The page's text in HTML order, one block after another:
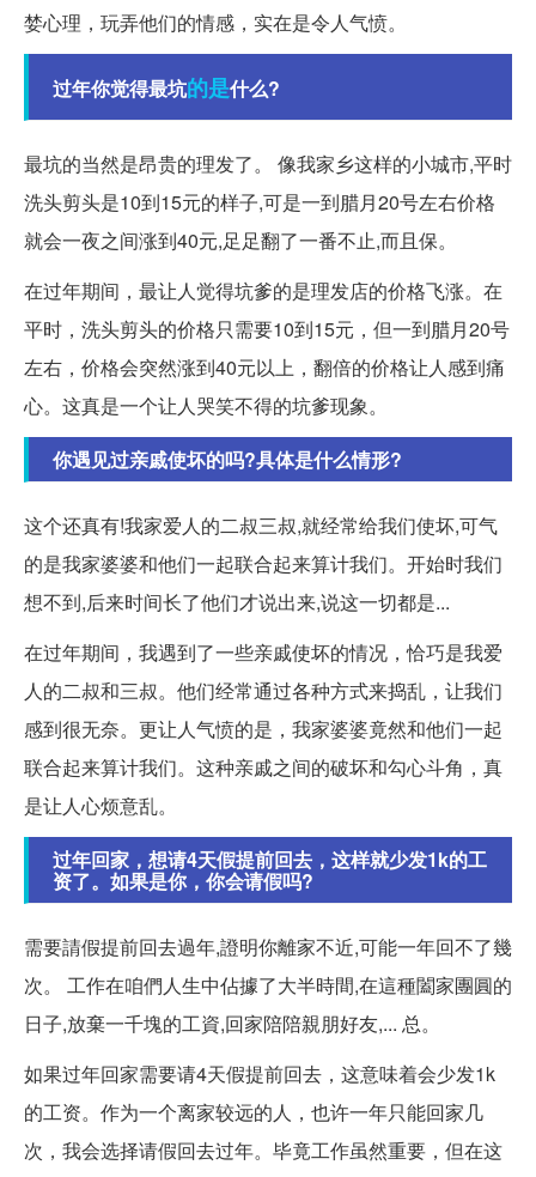
婪心理，玩弄他们的情感，实在是令人气愤。
过年你觉得最坑的是什么?
最坑的当然是昂贵的理发了。 像我家乡这样的小城市,平时
洗头剪头是10到15元的样子,可是一到腊月20号左右价格
就会一夜之间涨到40元,足足翻了一番不止,而且保。
在过年期间，最让人觉得坑爹的是理发店的价格飞涨。在
平时，洗头剪头的价格只需要10到15元，但一到腊月20号
左右，价格会突然涨到40元以上，翻倍的价格让人感到痛
心。这真是一个让人哭笑不得的坑爹现象。
你遇见过亲戚使坏的吗?具体是什么情形?
这个还真有!我家爱人的二叔三叔,就经常给我们使坏,可气
的是我家婆婆和他们一起联合起来算计我们。开始时我们
想不到,后来时间长了他们才说出来,说这一切都是...
在过年期间，我遇到了一些亲戚使坏的情况，恰巧是我爱
人的二叔和三叔。他们经常通过各种方式来捣乱，让我们
感到很无奈。更让人气愤的是，我家婆婆竟然和他们一起
联合起来算计我们。这种亲戚之间的破坏和勾心斗角，真
是让人心烦意乱。
过年回家，想请4天假提前回去，这样就少发1k的工
资了。如果是你，你会请假吗?
需要請假提前回去過年,證明你離家不近,可能一年回不了幾
次。 工作在咱們人生中佔據了大半時間,在這種闔家團圓的
日子,放棄一千塊的工資,回家陪陪親朋好友,... 总。
如果过年回家需要请4天假提前回去，这意味着会少发1k
的工资。作为一个离家较远的人，也许一年只能回家几
次，我会选择请假回去过年。毕竟工作虽然重要，但在这